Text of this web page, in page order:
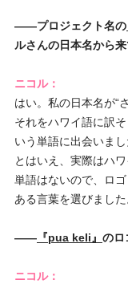
――プロジェクト名の
ルさんの日本名から
ニコル：
はい。私の日本名が“
それをハワイ語に訳
いう単語に出会いまし
とはいえ、実際はハ
単語はないので、ロ
ある言葉を選びました
―― 『pua keli』 のロ
ニコル：